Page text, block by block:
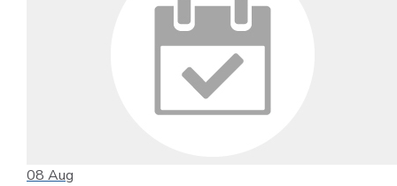
08 Aug